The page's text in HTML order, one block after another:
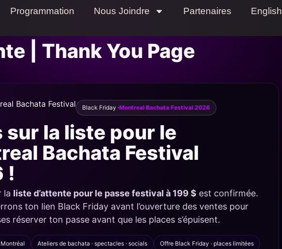
Programmation Nous Joindre Partenaires English
| Thank You Page
Black Friday ·Montreal Bachata Festival 2026
sur la liste pour le
Bachata Festival
!
la liste d’attente pour le passe festival à 199 $ est confirmée.
ton lien Black Friday avant l’ouverture des ventes pour
réserver ton passe avant que les places s’épuisent.
Ateliers de bachata · spectacles · socials Offre Black Friday · places limitées